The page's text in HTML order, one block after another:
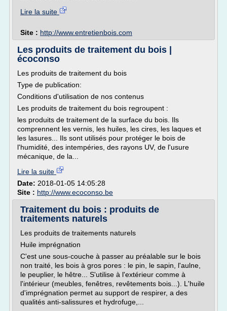
Lire la suite
Site : http://www.entretienbois.com
Les produits de traitement du bois |
écoconso
Les produits de traitement du bois
Type de publication:
Conditions d'utilisation de nos contenus
Les produits de traitement du bois regroupent :
les produits de traitement de la surface du bois. Ils
comprennent les vernis, les huiles, les cires, les laques et
les lasures... Ils sont utilisés pour protéger le bois de
l'humidité, des intempéries, des rayons UV, de l'usure
mécanique, de la...
Lire la suite
Date: 2018-01-05 14:05:28
Site : http://www.ecoconso.be
Traitement du bois : produits de
traitements naturels
Les produits de traitements naturels
Huile imprégnation
C'est une sous-couche à passer au préalable sur le bois
non traité, les bois à gros pores : le pin, le sapin, l'aulne,
le peuplier, le hêtre... S'utilise à l'extérieur comme à
l'intérieur (meubles, fenêtres, revêtements bois...). L'huile
d'imprégnation permet au support de respirer, a des
qualités anti-salissures et hydrofuge,...